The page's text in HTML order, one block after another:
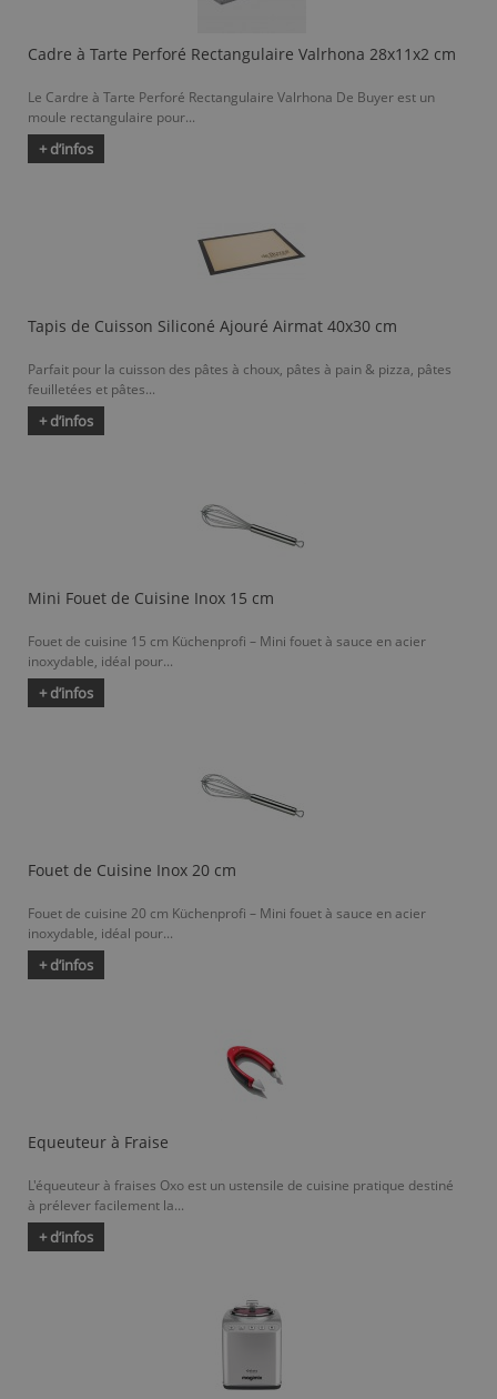
Cadre à Tarte Perforé Rectangulaire Valrhona 28x11x2 cm
Le Cardre à Tarte Perforé Rectangulaire Valrhona De Buyer est un
moule rectangulaire pour...
+ d’infos
Tapis de Cuisson Siliconé Ajouré Airmat 40x30 cm
Parfait pour la cuisson des pâtes à choux, pâtes à pain & pizza, pâtes
feuilletées et pâtes...
+ d’infos
Mini Fouet de Cuisine Inox 15 cm
Fouet de cuisine 15 cm Küchenprofi – Mini fouet à sauce en acier
inoxydable, idéal pour...
+ d’infos
Fouet de Cuisine Inox 20 cm
Fouet de cuisine 20 cm Küchenprofi – Mini fouet à sauce en acier
inoxydable, idéal pour...
+ d’infos
Equeuteur à Fraise
L'équeuteur à fraises Oxo est un ustensile de cuisine pratique destiné
à prélever facilement la...
+ d’infos